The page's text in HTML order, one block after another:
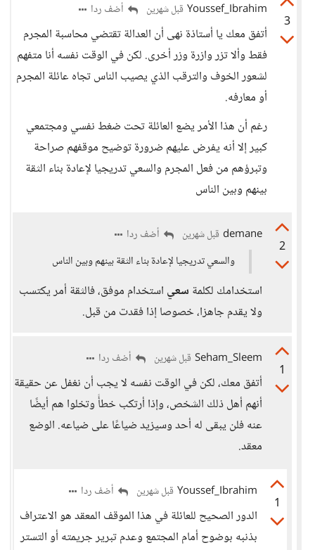
3
Youssef_Ibrahim قبل شهرين أضف ردا
أتفق معك يا أستاذة نهى أن العدالة تقتضي محاسبة المجرم
فقط وألا تزر وازرة وزر أخرى. لكن في الوقت نفسه أنا متفهم
لشعور الخوف والترقب الذي يصيب الناس تجاه عائلة المجرم
أو معارفه.
رغم أن هذا الأمر يضع العائلة تحت ضغط نفسي ومجتمعي
كبير إلا أنه يفرض عليهم ضرورة توضيح موقفهم صراحة
وتبرؤهم من فعل المجرم والسعي تدريجيا لإعادة بناء الثقة
بينهم وبين الناس
2
demane قبل شهرين
أضف ردا
والسعي تدريجيا لإعادة بناء الثقة بينهم وبين الناس
استخدامك لكلمة سعي استخدام موفق، فالثقة أمر يكتسب
ولا يقدم جاهزا، خصوصا إذا فقدت من قبل.
1
Seham_Sleem قبل شهرين أضف ردا
أتفق معك، لكن في الوقت نفسه لا يجب أن نغفل عن حقيقة
أنهم أهل ذلك الشخص، وإذا أرتكب خطأً وتخلوا هم أيضًا
عنه فلن يبقى له أحد وسيزيد ضياعًا على ضياعه. الوضع
معقد.
1
Youssef_Ibrahim قبل شهرين أضف ردا
الدور الصحيح للعائلة في هذا الموقف المعقد هو الاعتراف
بذنبه بوضوح أمام المجتمع وعدم تبرير جريمته أو التستر